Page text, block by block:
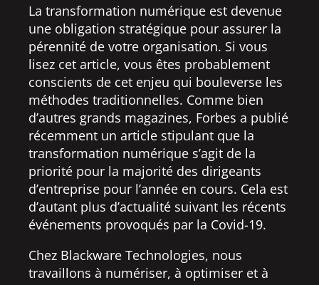
La transformation numérique est devenue
une obligation stratégique pour assurer la
pérennité de votre organisation. Si vous
lisez cet article, vous êtes probablement
conscients de cet enjeu qui bouleverse les
méthodes traditionnelles. Comme bien
d’autres grands magazines, Forbes a publié
récemment un article stipulant que la
transformation numérique s’agit de la
priorité pour la majorité des dirigeants
d’entreprise pour l’année en cours. Cela est
d’autant plus d’actualité suivant les récents
événements provoqués par la Covid-19.
Chez Blackware Technologies, nous
travaillons à numériser, à optimiser et à